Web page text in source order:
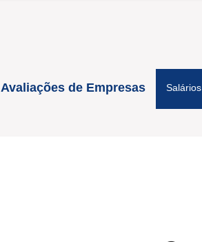
Avaliações de Empresas Salários